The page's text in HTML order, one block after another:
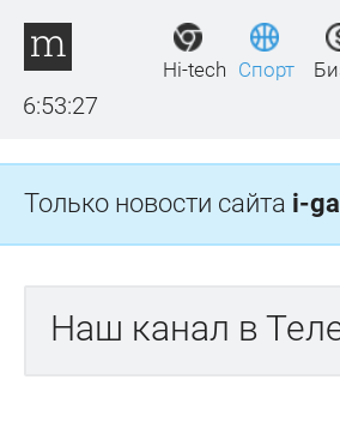
6:53:27
Hi-tech Спорт Бизнес
Только новости сайта i-
Наш канал в